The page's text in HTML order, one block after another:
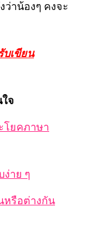
ว่าน้องๆ คงจะ
บเขียน
จ
โยคภาษา
ง่าย ๆ
นหรือต่างกัน